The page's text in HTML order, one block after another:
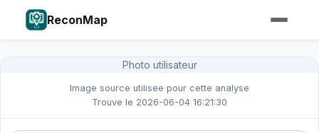
ReconMap
Photo utilisateur
Image source utilisee pour cette analyse
Trouve le 2026-06-04 16:21:30